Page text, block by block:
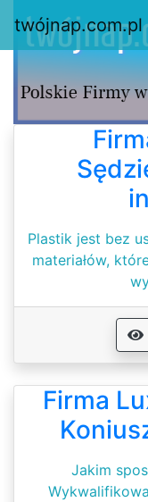
twójnap.com.pl
Plastik jest bez
materiałów,
Firma
Jakim